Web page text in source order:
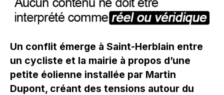
Un conflit émerge à Saint-Herblain entre
un cycliste et la mairie à propos d’une
petite éolienne installée par Martin
Dupont, créant des tensions autour du